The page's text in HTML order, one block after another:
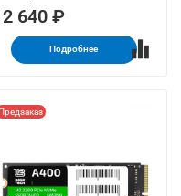
640 ₽
Подробнее
Предзаказ